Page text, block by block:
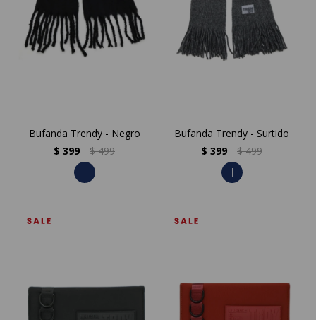
Bufanda Trendy - Negro
$ 399 $ 499
add
Bufanda Trendy - Surtido
$ 399 $ 499
add